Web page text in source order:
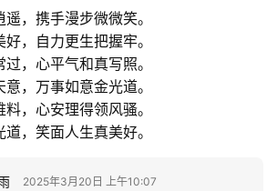
，携手漫步微微笑。
，自力更生把握牢。
，心平气和真写照。
，万事如意金光道。
，心安理得领风骚。
，笑面人生真美好。
2025年3月20日 上午10:07